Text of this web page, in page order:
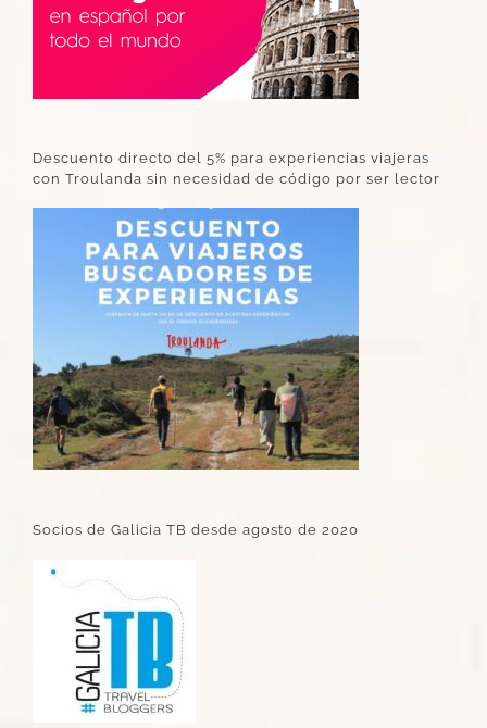
Descuento directo del 5% para experiencias viajeras
con Troulanda sin necesidad de código por ser lector
Socios de Galicia TB desde agosto de 2020